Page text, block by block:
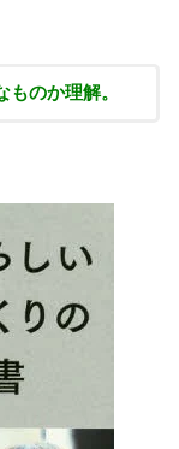
のか理解。